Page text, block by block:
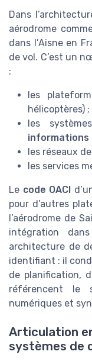
Dans
aérodrome
dans l’Aisne en
de vol. C’est un
:
les
hélicoptères) ;
les
informations
les réseaux
les services
Le code OACI
pour d’autres
l’aérodrome de
intégration
architecture de
identifiant : il
de planification,
référencent le
numériques et
Articulation
systèmes de